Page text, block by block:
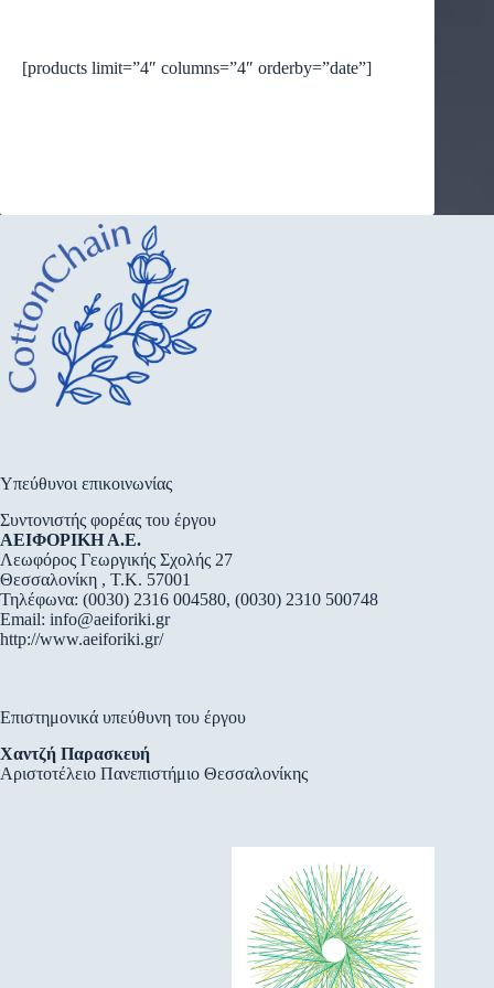
[products limit=”4″ columns=”4″ orderby=”date”]
Υπεύθυνοι επικοινωνίας
Συντονιστής φορέας του έργου
ΑΕΙΦΟΡΙΚΗ Α.Ε.
Λεωφόρος Γεωργικής Σχολής 27
Θεσσαλονίκη , Τ.Κ. 57001
Τηλέφωνα: (0030) 2316 004580, (0030) 2310 500748
Email: info@aeiforiki.gr
http://www.aeiforiki.gr/
Επιστημονικά υπεύθυνη του έργου
Χαντζή Παρασκευή
Αριστοτέλειο Πανεπιστήμιο Θεσσαλονίκης